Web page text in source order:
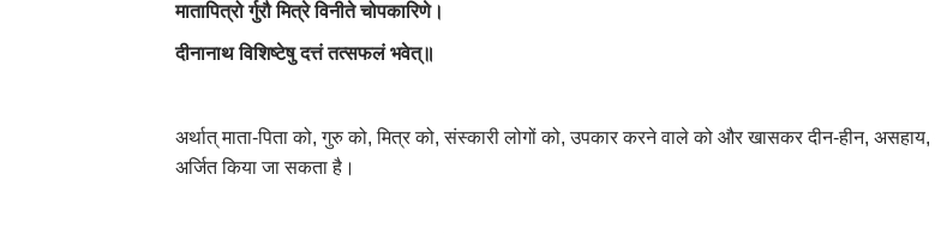
मातापित्रो र्गुरौ मित्रे विनीते चोपकारिणे।
दीनानाथ विशिष्टेषु दत्तं तत्सफलं भवेत्॥
अर्थात् माता-पिता को, गुरु को, मित्र को, संस्कारी लोगों को, उपकार करने वाले को और खासकर दीन-हीन,
अर्जित किया जा सकता है।